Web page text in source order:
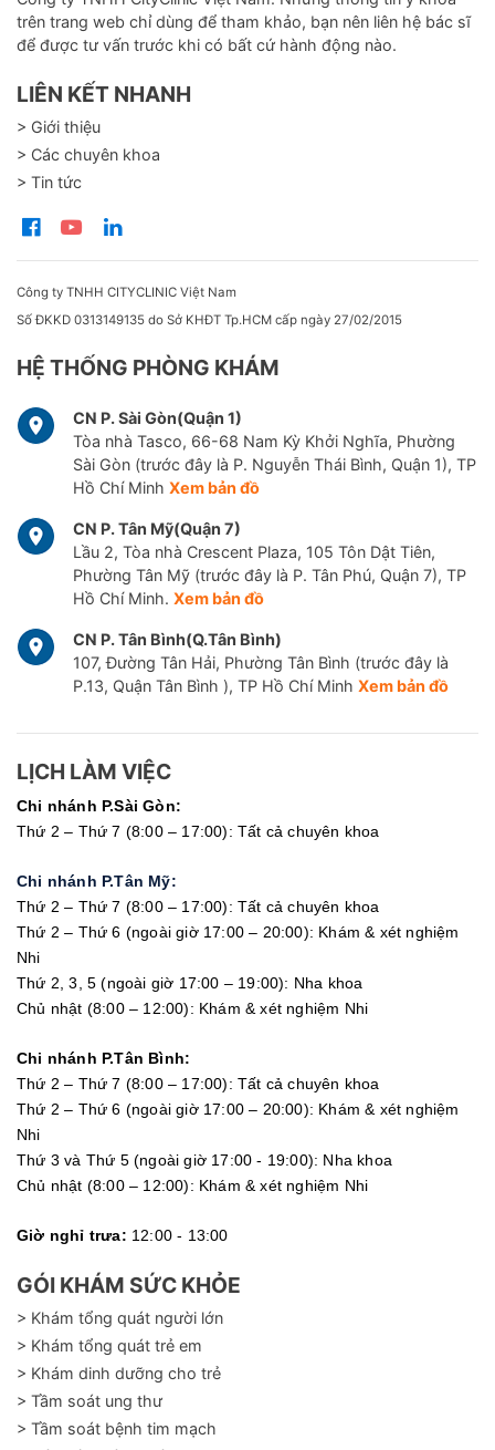
trên trang web chỉ dùng để tham khảo, bạn nên liên hệ bác sĩ
để được tư vấn trước khi có bất cứ hành động nào.
LIÊN KẾT NHANH
> Giới thiệu
> Các chuyên khoa
> Tin tức
Công ty TNHH CITYCLINIC Việt Nam
Số ĐKKD 0313149135 do Sở KHĐT Tp.HCM cấp ngày 27/02/2015
HỆ THỐNG PHÒNG KHÁM
CN P. Sài Gòn(Quận 1)
Tòa nhà Tasco, 66-68 Nam Kỳ Khởi Nghĩa, Phường
Sài Gòn (trước đây là P. Nguyễn Thái Bình, Quận 1), TP
Hồ Chí Minh Xem bản đồ
CN P. Tân Mỹ(Quận 7)
Lầu 2, Tòa nhà Crescent Plaza, 105 Tôn Dật Tiên,
Phường Tân Mỹ (trước đây là P. Tân Phú, Quận 7), TP
Hồ Chí Minh. Xem bản đồ
CN P. Tân Bình(Q.Tân Bình)
107, Đường Tân Hải, Phường Tân Bình (trước đây là
P.13, Quận Tân Bình ), TP Hồ Chí Minh Xem bản đồ
LỊCH LÀM VIỆC
Chi nhánh P.Sài Gòn:
Thứ 2 – Thứ 7 (8:00 – 17:00): Tất cả chuyên khoa
Chi nhánh P.Tân Mỹ:
Thứ 2 – Thứ 7 (8:00 – 17:00): Tất cả chuyên khoa
Thứ 2 – Thứ 6 (ngoài giờ 17:00 – 20:00): Khám & xét nghiệm
Nhi
Thứ 2, 3, 5 (ngoài giờ 17:00 – 19:00): Nha khoa
Chủ nhật (8:00 – 12:00): Khám & xét nghiệm Nhi
Chi nhánh P.Tân Bình:
Thứ 2 – Thứ 7 (8:00 – 17:00): Tất cả chuyên khoa
Thứ 2 – Thứ 6 (ngoài giờ 17:00 – 20:00): Khám & xét nghiệm
Nhi
Thứ 3 và Thứ 5 (ngoài giờ 17:00 - 19:00): Nha khoa
Chủ nhật (8:00 – 12:00): Khám & xét nghiệm Nhi
Giờ nghỉ trưa: 12:00 - 13:00
GÓI KHÁM SỨC KHỎE
> Khám tổng quát người lớn
> Khám tổng quát trẻ em
> Khám dinh dưỡng cho trẻ
> Tầm soát ung thư
> Tầm soát bệnh tim mạch